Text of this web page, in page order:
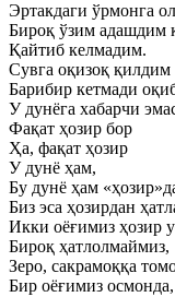
Эртакдаги ўрмонга
Бироқ ўзим адашдим
Қайтиб келмадим.
Сувга оқизоқ қилдим
Барибир кетмади
У дунёга хабарчи
Фақат ҳозир бор
Ҳа, фақат ҳозир
У дунё ҳам,
Бу дунё ҳам
Биз эса ҳозирдан
Икки оёғимиз ҳозир
Бироқ ҳатлолмаймиз,
Зеро, сакрамоққа
Бир оёғимиз осмонда,